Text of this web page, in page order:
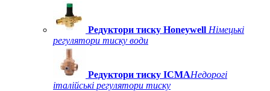
Редуктори тиску Honeywell Німецькі
регулятори тиску води
Редуктори тиску ICMAНедорогі
італійські регулятори тиску